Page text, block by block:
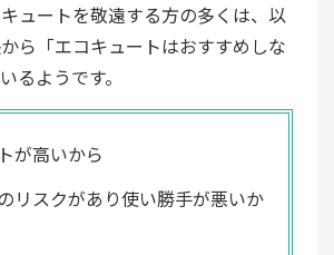
ュートを敬遠する方の多くは、以
ら「エコキュートはおすすめしな
るようです。
が高いから
リスクがあり使い勝手が悪いか